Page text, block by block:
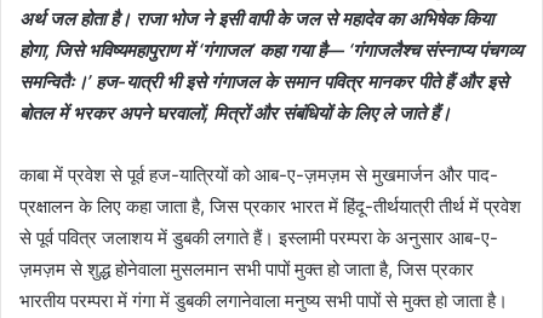
अर्थ जल होता है। राजा भोज ने इसी वापी के जल से महादेव का अभिषेक किया
होगा, जिसे भविष्यमहापुराण में ‘गंगाजल’ कहा गया है— ‘गंगाजलैश्च संस्नाप्य पंचगव्य
समन्वितैः।’ हज-यात्री भी इसे गंगाजल के समान पवित्र मानकर पीते हैं और इसे
बोतल में भरकर अपने घरवालों, मित्रों और संबंधियों के लिए ले जाते हैं।
काबा में प्रवेश से पूर्व हज-यात्रियों को आब-ए-ज़मज़म से मुखमार्जन और पाद-
प्रक्षालन के लिए कहा जाता है, जिस प्रकार भारत में हिंदू-तीर्थयात्री तीर्थ में प्रवेश
से पूर्व पवित्र जलाशय में डुबकी लगाते हैं। इस्लामी परम्परा के अनुसार आब-ए-
ज़मज़म से शुद्ध होनेवाला मुसलमान सभी पापों मुक्त हो जाता है, जिस प्रकार
भारतीय परम्परा में गंगा में डुबकी लगानेवाला मनुष्य सभी पापों से मुक्त हो जाता है।